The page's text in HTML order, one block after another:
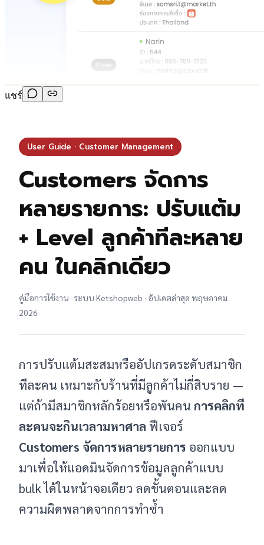
แชร์
User Guide · Customer Management
Customers จัดการ
หลายรายการ: ปรับแต้ม
+ Level ลูกค้าทีละหลาย
คน ในคลิกเดียว
คู่มือการใช้งาน · ระบบ Ketshopweb · อัปเดตล่าสุด พฤษภาคม
2026
การปรับแต้มสะสมหรืออัปเกรดระดับสมาชิก
ทีละคน เหมาะกับร้านที่มีลูกค้าไม่กี่สิบราย —
แต่ถ้ามีสมาชิกหลักร้อยหรือพันคน การคลิกที
ละคนจะกินเวลามหาศาล ฟีเจอร์
Customers จัดการหลายรายการ ออกแบบ
มาเพื่อให้แอดมินจัดการข้อมูลลูกค้าแบบ
bulk ได้ในหน้าจอเดียว ลดขั้นตอนและลด
ความผิดพลาดจากการทำซ้ำ